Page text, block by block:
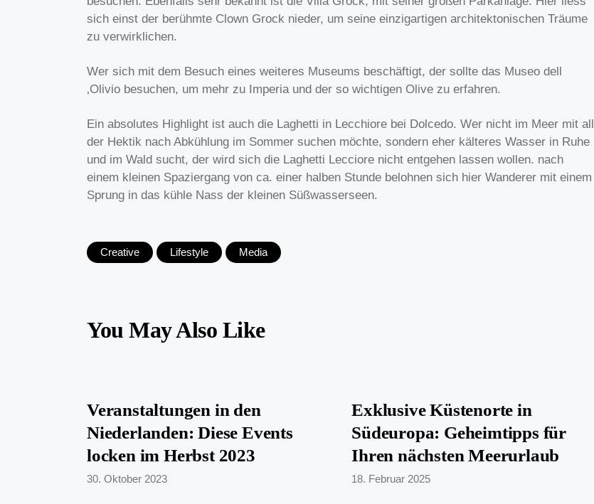
sich einst der berühmte Clown Grock nieder, um seine einzigartigen architektonischen Träume
zu verwirklichen.
Wer sich mit dem Besuch eines weiteres Museums beschäftigt, der sollte das Museo dell
‚Olivio besuchen, um mehr zu Imperia und der so wichtigen Olive zu erfahren.
Ein absolutes Highlight ist auch die Laghetti in Lecchiore bei Dolcedo. Wer nicht im Meer mit all
der Hektik nach Abkühlung im Sommer suchen möchte, sondern eher kälteres Wasser in Ruhe
und im Wald sucht, der wird sich die Laghetti Lecciore nicht entgehen lassen wollen. nach
einem kleinen Spaziergang von ca. einer halben Stunde belohnen sich hier Wanderer mit einem
Sprung in das kühle Nass der kleinen Süßwasserseen.
Creative Lifestyle Media
You May Also Like
Veranstaltungen in den
Niederlanden: Diese Events
locken im Herbst 2023
30. Oktober 2023
Exklusive Küstenorte in
Südeuropa: Geheimtipps für
Ihren nächsten Meerurlaub
18. Februar 2025